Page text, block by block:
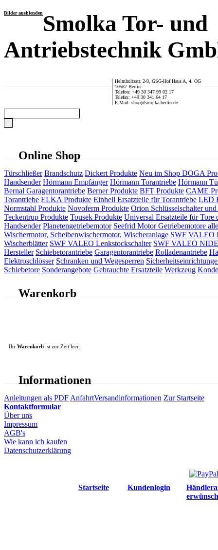
Bilder ausblendenSmolka Tor- und
Antriebstechnik
Helmholtzstr. 2-9, GSG-Hof Haus A, 4. OG
10587 Berlin
Telefon: +49 30 347 99 02 17
Telefax: +49 30 341 64 17
E-Mail: shop@smolka-berlin.de
Online Shop
Türschließer Brandschutz Dickert Produkte Neu im Shop DOGA
Handsender Hörmann Empfänger Hörmann Torantriebe Hörmann
Bernal Garagentorantriebe Berner Produkte BFT Produkte CAME
Torantriebe ELKA Produkte Einhell Ersatzteile für Torantriebe LED
Normstahl Produkte Novoferm Produkte Orion Schlüsselschalter und
Teckentrup Produkte Tousek Produkte Universal Ersatzteile für Tore
Handsender Planetengetriebemotor Seefrid Motor Getriebemotore
Wischermotor, Scheibenwischermotor, Wischeranlage SWF VALEO
Wischerblätter SWF VALEO Lenkstockschalter SWF VALEO
Hersteller Schiebetorantriebe Garagentorantriebe Rolladenantriebe
Elektroschlösser Schranken und Wegesperren
Schiebetore Sonderangebote Gebrauchte Ersatzteile Werkzeug
Warenkorb
Ihr Warenkorb ist zur Zeit leer.
Informationen
Anleitungen als PDF AnfahrtVersandinformationen Zur Startseite
Kontaktformular
Über uns
Impressum
AGB's
Wie kann ich kaufen
Datenschutzerklärung
Startseite Kundenlogin